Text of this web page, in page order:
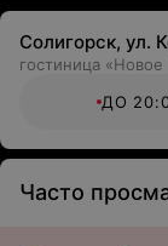
Солигорск, ул.
гостиница
ДО
Часто